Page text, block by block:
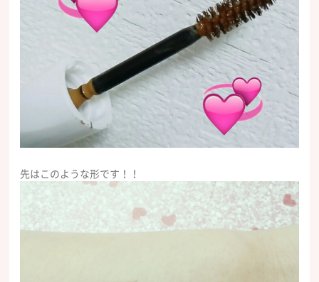
先はこのような形です！！